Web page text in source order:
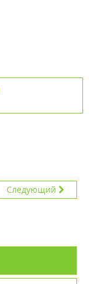
Следующий